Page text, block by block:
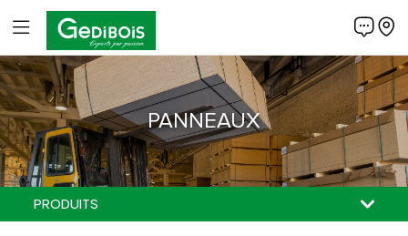
Panneau de gestion des cookies
Gedibois
PANNEAUX
PRODUITS
PANNEAUX DÉCORATIFS MÉLAMINÉS &